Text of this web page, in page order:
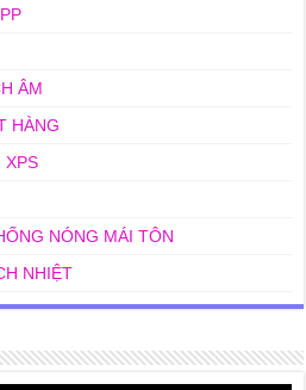
ÂM
HÀNG
XPS
NÓNG MÁI TÔN
NHIỆT